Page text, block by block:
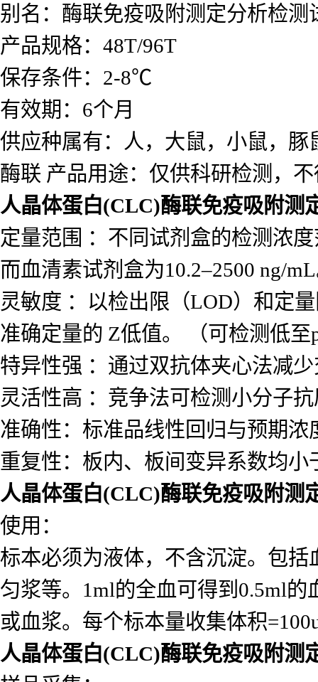
别名：酶联免疫吸附测定分析检测
产品规格：48T/96T
保存条件：2-8℃
有效期：6个月
供应种属有：人，大鼠，小鼠，
酶联 产品用途：仅供科研检测，
人晶体蛋白(CLC)酶联免疫吸附测
定量范围 ：不同试剂盒的检测浓
而血清素试剂盒为10.2–2500 ng/
灵敏度 ：以检出限（LOD）和定
准确定量的 Z低值。 （可检测低
特异性强 ：通过双抗体夹心法减
灵活性高 ：竞争法可检测小分子
准确性：标准品线性回归与预期浓
重复性：板内、板间变异系数均小
人晶体蛋白(CLC)酶联免疫吸附测
使用：
标本必须为液体，不含沉淀。包
匀浆等。1ml的全血可得到0.5ml的
或血浆。每个标本量收集体积
人晶体蛋白(CLC)酶联免疫吸附测